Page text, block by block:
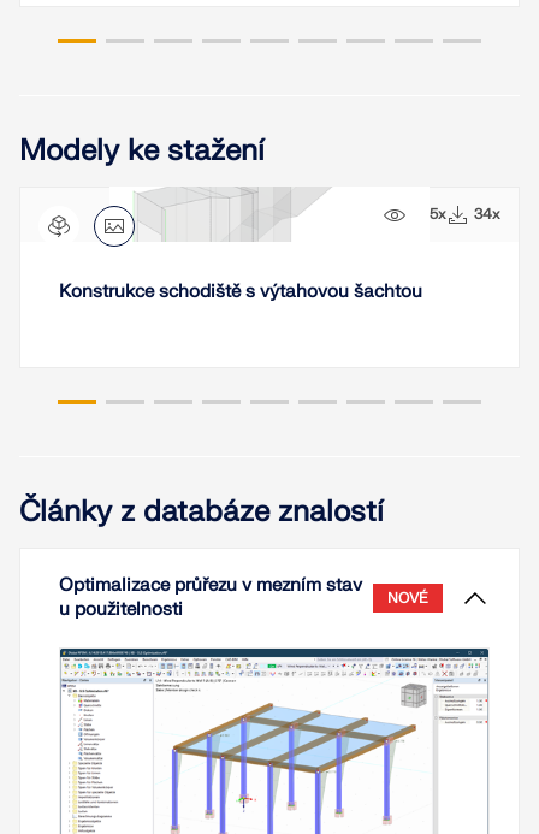
Modely ke stažení
645x 34x
Konstrukce schodiště s výtahovou šachtou
Články z databáze znalostí
Optimalizace průřezu v mezním stav
u použitelnosti
NOVÉ